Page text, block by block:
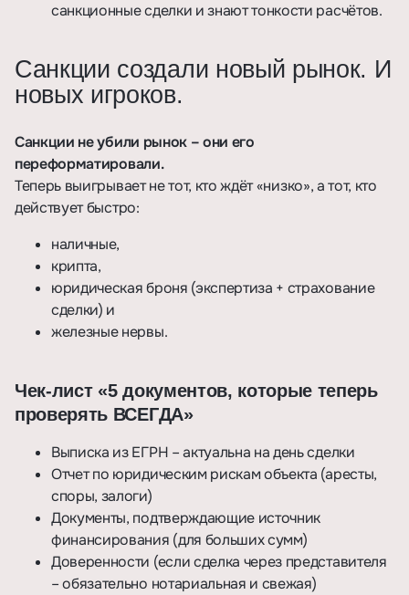
санкционные сделки и знают тонкости расчётов.
Санкции создали новый рынок. И
новых игроков.
Санкции не убили рынок – они его
переформатировали.
Теперь выигрывает не тот, кто ждёт «низко», а тот, кто
действует быстро:
наличные,
крипта,
юридическая броня (экспертиза + страхование
сделки) и
железные нервы.
Чек-лист «5 документов, которые теперь
проверять ВСЕГДА»
Выписка из ЕГРН – актуальна на день сделки
Отчет по юридическим рискам объекта (аресты,
споры, залоги)
Документы, подтверждающие источник
финансирования (для больших сумм)
Доверенности (если сделка через представителя
– обязательно нотариальная и свежая)